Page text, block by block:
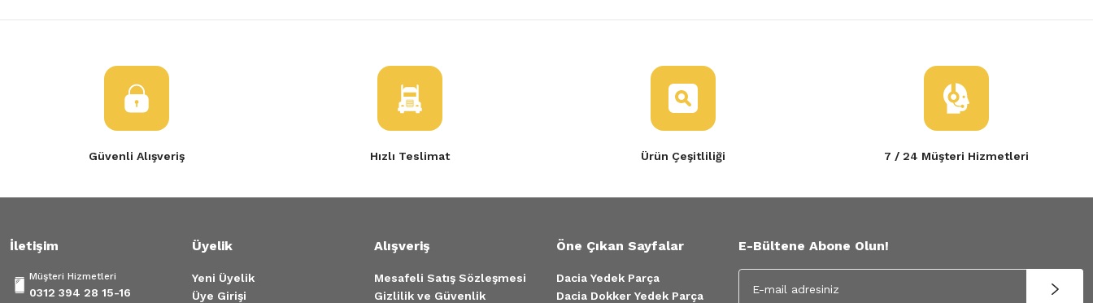
Güvenli Alışveriş Hızlı Teslimat Ürün Çeşitliliği 7 / 24 Müşteri Hizmetleri
İletişim
Müşteri Hizmetleri
0312 394 28 15-16
Üyelik
Yeni Üyelik
Üye Girişi
Alışveriş
Mesafeli Satış Sözleşmesi
Gizlilik ve Güvenlik
Öne Çıkan Sayfalar
Dacia Yedek Parça
Dacia Dokker Yedek Parça
E-Bültene Abone Olun!